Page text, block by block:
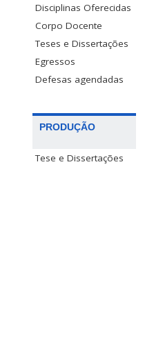
Disciplinas Oferecidas
Corpo Docente
Teses e Dissertações
Egressos
Defesas agendadas
PRODUÇÃO
Tese e Dissertações